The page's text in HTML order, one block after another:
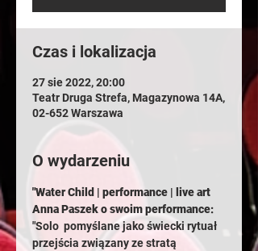
Czas i lokalizacja
27 sie 2022, 20:00
Teatr Druga Strefa, Magazynowa 14A,
02-652 Warszawa
O wydarzeniu
"Water Child | performance | live art
Anna Paszek o swoim performance:
"Solo  pomyślane jako świecki rytuał
przejścia związany ze stratą